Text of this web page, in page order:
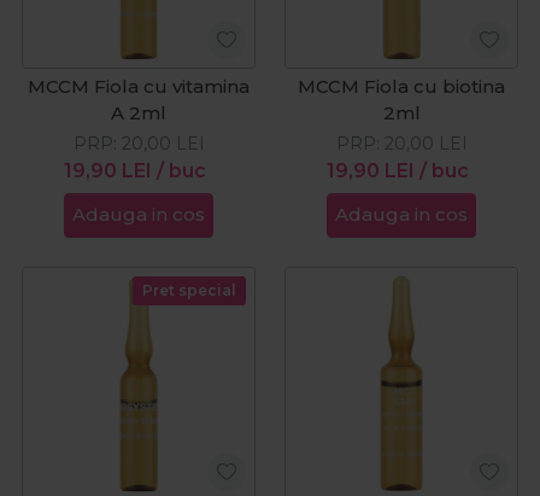
MCCM Fiola cu vitamina
A 2ml
19,90 LEI / buc
PRP: 20,00 LEI
Adauga in cos
MCCM Fiola cu biotina
2ml
19,90 LEI / buc
PRP: 20,00 LEI
Adauga in cos
Pret special